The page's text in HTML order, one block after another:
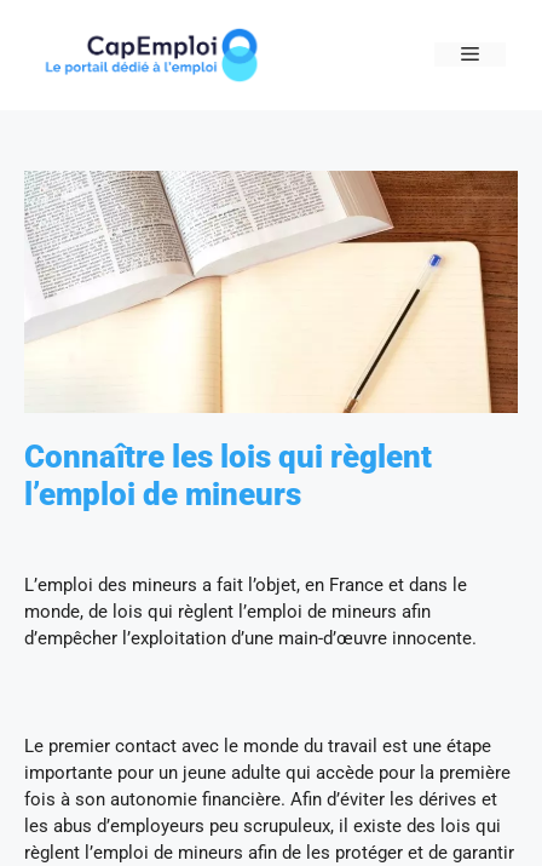
content
MENU
Connaître les lois qui règlent
l’emploi de mineurs
L’emploi des mineurs a fait l’objet, en France et dans le
monde, de lois qui règlent l’emploi de mineurs afin
d’empêcher l’exploitation d’une main-d’œuvre innocente.
Le premier contact avec le monde du travail est une étape
importante pour un jeune adulte qui accède pour la première
fois à son autonomie financière. Afin d’éviter les dérives et
les abus d’employeurs peu scrupuleux, il existe des lois qui
règlent l’emploi de mineurs afin de les protéger et de garantir